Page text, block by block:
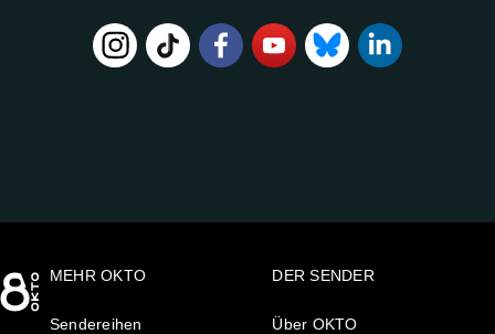
MEHR OKTO
Sendereihen
DER SENDER
Über OKTO